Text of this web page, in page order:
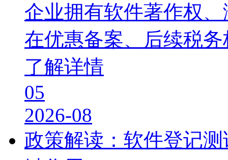
企业拥有软件著作权
在优惠备案、后续税
了解详情
05
2026-08
政策解读：软件登记